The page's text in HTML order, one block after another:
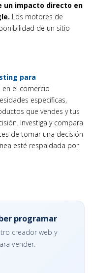
un impacto directo en
Los motores de
de un sitio
para
en el comercio
específicas,
que vendes y tus
Investiga y compara
de tomar una decisión
esté respaldada por
programar
creador web y
vender.